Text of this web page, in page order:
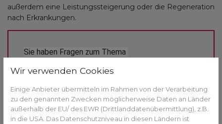
außerdem eine Leistungssteigerung oder die Regeneration
nach Erkrankungen.
Sie haben Fragen zum Thema
Allgemeinen? Gesundheits-Experten und -
Expertinnen aus Ihrer Region beraten Sie
gerne. Hier gelangen Sie zur Expertensuche.
Wir verwenden Cookies
Einige Anbieter übermitteln im Rahmen von der Verarbeitung
zu den genannten Zwecken möglicherweise Daten an Länder
außerhalb der EU/ des EWR (Drittlanddatenübermittlung), z.B.
in die USA. Das Datenschutzniveau in diesen Ländern ist